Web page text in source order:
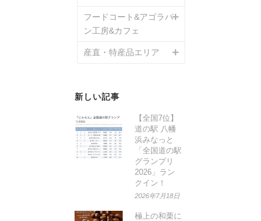
フードコート&アゴラパ
ン工房&カフェ
産直・特産品エリア
新しい記事
【全国7位】
道の駅 八幡
浜みなっと
「全国道の駅
グランプリ
2026」ラン
クイン！
2026年7月18日
極上の和栗に